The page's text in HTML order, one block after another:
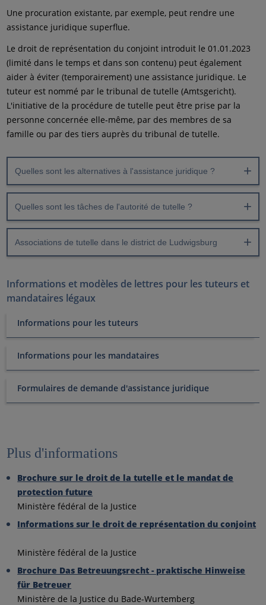
Une procuration existante, par exemple, peut rendre une
assistance juridique superflue.
Le droit de représentation du conjoint introduit le 01.01.2023
(limité dans le temps et dans son contenu) peut également
aider à éviter (temporairement) une assistance juridique. Le
tuteur est nommé par le tribunal de tutelle (Amtsgericht).
L'initiative de la procédure de tutelle peut être prise par la
personne concernée elle-même, par des membres de sa
famille ou par des tiers auprès du tribunal de tutelle.
Quelles sont les alternatives à l'assistance juridique ?
Quelles sont les tâches de l'autorité de tutelle ?
Associations de tutelle dans le district de Ludwigsburg
Informations et modèles de lettres pour les tuteurs et
mandataires légaux
Informations pour les tuteurs
Informations pour les mandataires
Formulaires de demande d'assistance juridique
Plus d'informations
Brochure sur le droit de la tutelle et le mandat de
protection future
Ministère fédéral de la Justice
Informations sur le droit de représentation du conjoint
Ministère fédéral de la Justice
Brochure Das Betreuungsrecht - praktische Hinweise
für Betreuer
Ministère de la Justice du Bade-Wurtemberg